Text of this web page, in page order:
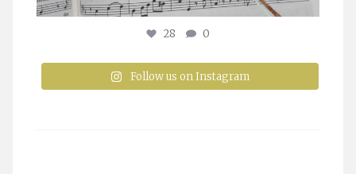
28 0
Follow us on Instagram